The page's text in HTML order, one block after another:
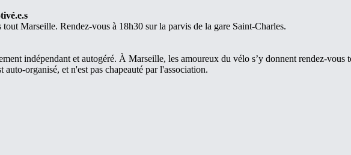
Marseille. Rendez-vous à 18h30 sur la parvis de la gare Saint-Charles.
indépendant et autogéré. À Marseille, les amoureux du vélo s’y donnent rendez-vous
organisé, et n'est pas chapeauté par l'association.